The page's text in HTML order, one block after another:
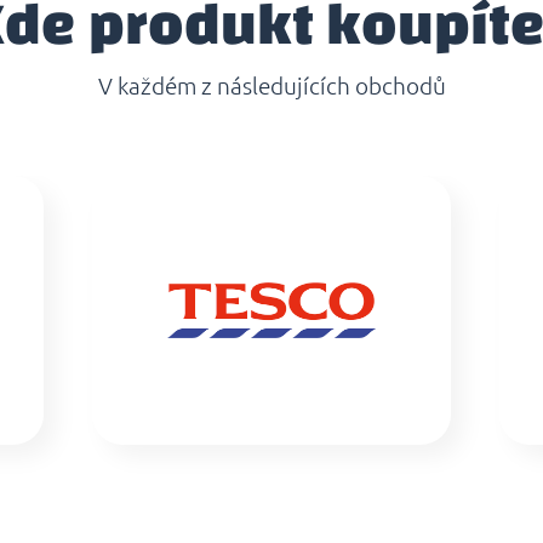
produkt
V každém z následujících obchodů